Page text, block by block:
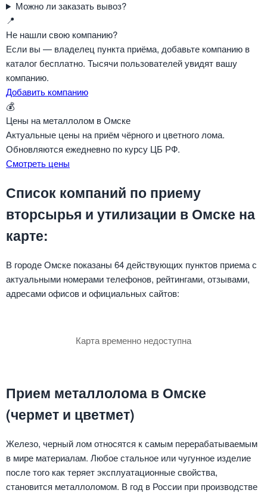
Можно ли заказать вывоз?
📍
Не нашли свою компанию?
Если вы — владелец пункта приёма, добавьте компанию в
каталог бесплатно. Тысячи пользователей увидят вашу
компанию.
Добавить компанию
💰
Цены на металлолом в Омске
Актуальные цены на приём чёрного и цветного лома.
Обновляются ежедневно по курсу ЦБ РФ.
Смотреть цены
Список компаний по приему
вторсырья и утилизации в Омске на
карте:
В городе Омске показаны 64 действующих пунктов приема с
актуальными номерами телефонов, рейтингами, отзывами,
адресами офисов и официальных сайтов:
Карта временно недоступна
Прием металлолома в Омске
(чермет и цветмет)
Железо, черный лом относятся к самым перерабатываемым
в мире материалам. Любое стальное или чугунное изделие
после того как теряет эксплуатационные свойства,
становится металлоломом. В год в России при производстве